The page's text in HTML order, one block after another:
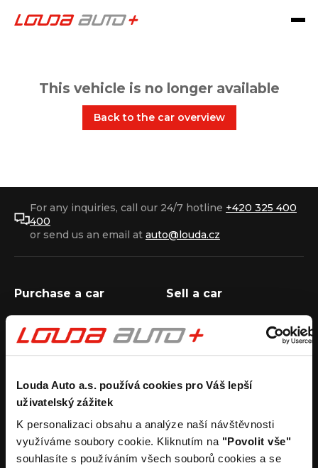
Louda Auto a.s. používá cookies pro Váš lepší
uživatelský zážitek
K personalizaci obsahu a analýze naší návštěvnosti
využíváme soubory cookie. Kliknutím na "Povolit vše"
souhlasíte s používáním všech souborů cookies a se
This vehicle is no longer available
Back to the car overview
For any inquiries, call our 24/7 hotline +420 325 400
400
or send us an email at auto@louda.cz
Purchase a car
Purchase a used car
Koupit užitkový vůz
Sell a car
obligation
Rental
Carsharing
Car rental
Operational leasing
Company
Louda Auto+ Poděbrady
Recreational cars
News